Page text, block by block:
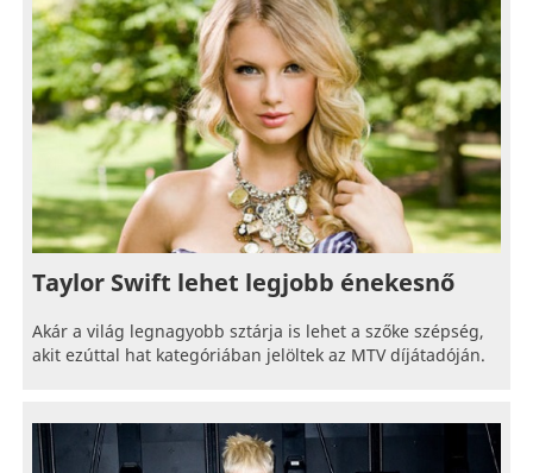
Taylor Swift lehet legjobb énekesnő
Akár a világ legnagyobb sztárja is lehet a szőke szépség,
akit ezúttal hat kategóriában jelöltek az MTV díjátadóján.